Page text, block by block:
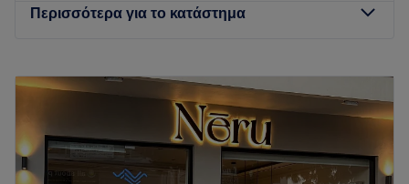
Περισσότερα για το κατάστημα
Τρίτη
10:00
20:00
Παρασκευή
10:00–20:00
Σάββατο
09:00–
15:00